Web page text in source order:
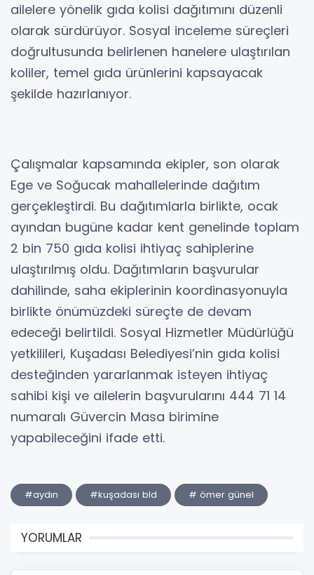
ailelere yönelik gıda kolisi dağıtımını düzenli
olarak sürdürüyor. Sosyal inceleme süreçleri
doğrultusunda belirlenen hanelere ulaştırılan
koliler, temel gıda ürünlerini kapsayacak
şekilde hazırlanıyor.
Çalışmalar kapsamında ekipler, son olarak
Ege ve Soğucak mahallelerinde dağıtım
gerçekleştirdi. Bu dağıtımlarla birlikte, ocak
ayından bugüne kadar kent genelinde toplam
2 bin 750 gıda kolisi ihtiyaç sahiplerine
ulaştırılmış oldu. Dağıtımların başvurular
dahilinde, saha ekiplerinin koordinasyonuyla
birlikte önümüzdeki süreçte de devam
edeceği belirtildi. Sosyal Hizmetler Müdürlüğü
yetkilileri, Kuşadası Belediyesi’nin gıda kolisi
desteğinden yararlanmak isteyen ihtiyaç
sahibi kişi ve ailelerin başvurularını 444 71 14
numaralı Güvercin Masa birimine
yapabileceğini ifade etti.
#aydın #kuşadası bld # ömer günel
YORUMLAR